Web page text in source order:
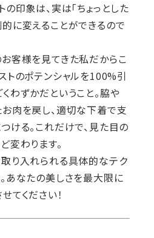
印象は、実は「ちょっとした
に変えることができるので
客様を見てきた私だからこ
トのポテンシャルを100%引
わずかだということ。脇や
肉を戻し、適切な下着で支
ける。これだけで、見た目の
変わります。
り入れられる具体的なテク
あなたの美しさを最大限に
てください！